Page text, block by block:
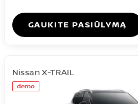
GAUKITE PASIŪLYMĄ
demo
Nissan X-TRAIL